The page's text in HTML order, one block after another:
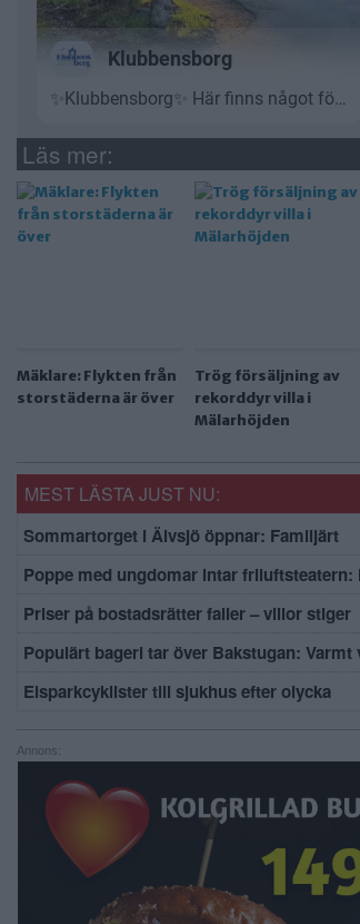
Läs mer:
Mäklare: Flykten från
storstäderna är över
Trög försäljning av
rekorddyr villa i
Mälarhöjden
MEST LÄSTA JUST NU:
Sommartorget i Älvsjö öppnar: Familjärt
Poppe med ungdomar intar friluftsteatern:
Priser på bostadsrätter faller – villor stiger
Populärt bageri tar över Bakstugan: Varmt
Elsparkcyklister till sjukhus efter olycka
Annons: